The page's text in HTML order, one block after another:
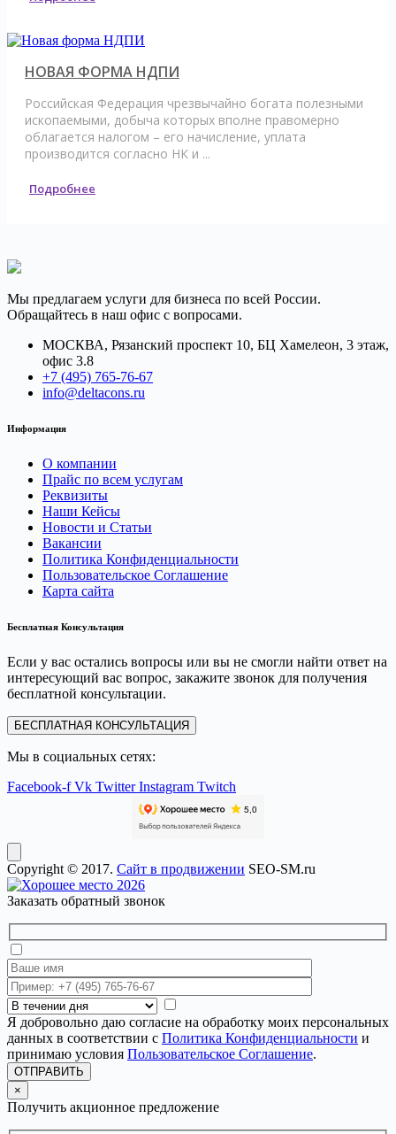
НОВАЯ ФОРМА НДПИ
Российская Федерация чрезвычайно богата полезными
ископаемыми, добыча которых вполне правомерно
облагается налогом – его начисление, уплата
производится согласно НК и ...
Подробнее
Мы предлагаем услуги для бизнеса по всей России.
Обращайтесь в наш офис с вопросами.
МОСКВА, Рязанский проспект 10, БЦ Хамелеон, 3 этаж,
офис 3.8
+7 (495) 765-76-67
info@deltacons.ru
Информация
О компании
Прайс по всем услугам
Реквизиты
Наши Кейсы
Новости и Статьи
Вакансии
Политика Конфиденциальности
Пользовательское Соглашение
Карта сайта
Бесплатная Консультация
Если у вас остались вопросы или вы не смогли найти ответ на
интересующий вас вопрос, закажите звонок для получения
бесплатной консультации.
БЕСПЛАТНАЯ КОНСУЛЬТАЦИЯ
Мы в социальных сетях:
Facebook-f Vk Twitter Instagram Twitch
Copyright © 2017. Сайт в продвижении SEO-SM.ru
Заказать обратный звонок
Я добровольно даю согласие на обработку моих персональных
данных в соответствии с Политика Конфиденциальности и
принимаю условия Пользовательское Соглашение.
ОТПРАВИТЬ
×
Получить акционное предложение